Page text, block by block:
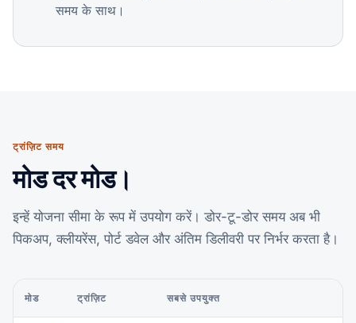
समय के साथ।
ट्रांज़िट समय
मोड दर मोड।
इन्हें योजना सीमा के रूप में उपयोग करें। डोर-टू-डोर समय अब भी
पिकअप, क्लीयरेंस, पोर्ट डवेल और अंतिम डिलीवरी पर निर्भर करता है।
मोड ट्रांज़िट सबसे उपयुक्त